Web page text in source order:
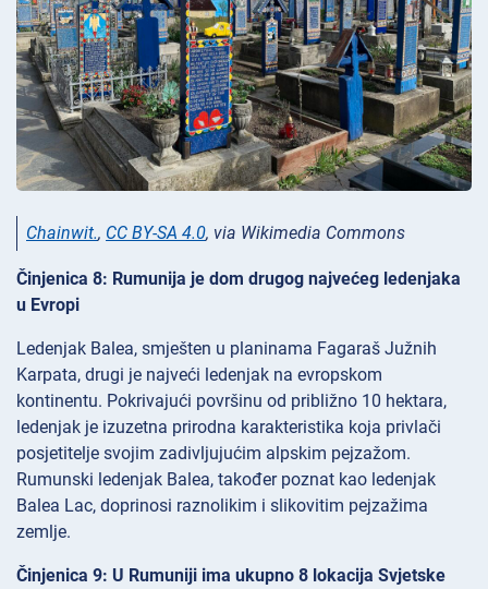
Chainwit., CC BY-SA 4.0, via Wikimedia Commons
Činjenica 8: Rumunija je dom drugog najvećeg ledenjaka
u Evropi
Ledenjak Balea, smješten u planinama Fagaraš Južnih
Karpata, drugi je najveći ledenjak na evropskom
kontinentu. Pokrivajući površinu od približno 10 hektara,
ledenjak je izuzetna prirodna karakteristika koja privlači
posjetitelje svojim zadivljujućim alpskim pejzažom.
Rumunski ledenjak Balea, također poznat kao ledenjak
Balea Lac, doprinosi raznolikim i slikovitim pejzažima
zemlje.
Činjenica 9: U Rumuniji ima ukupno 8 lokacija Svjetske